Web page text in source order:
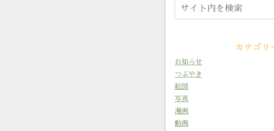
カテゴリ
お知らせ
つぶやき
絵図
写真
漫画
動画